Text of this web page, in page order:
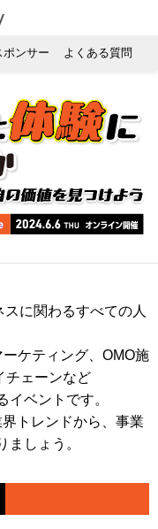
ポンサー よくある質問
に関わるすべての人
ケティング、OMO施
チェーンなど
イベントです。
トレンドから、事業
ましょう。